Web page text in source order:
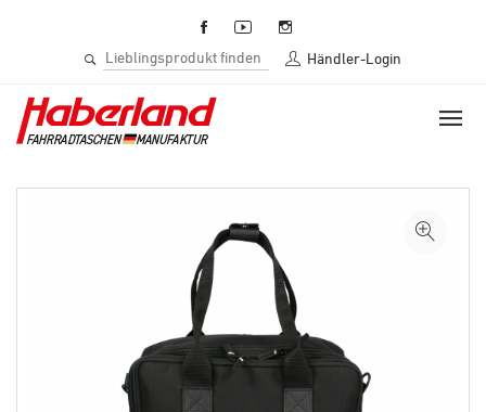
Händler-Login